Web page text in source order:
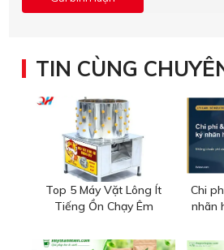
TIN CÙNG
Top 5 Máy Vặt Lông Ít
Tiếng Ồn Chạy Êm
Chi
nhãn